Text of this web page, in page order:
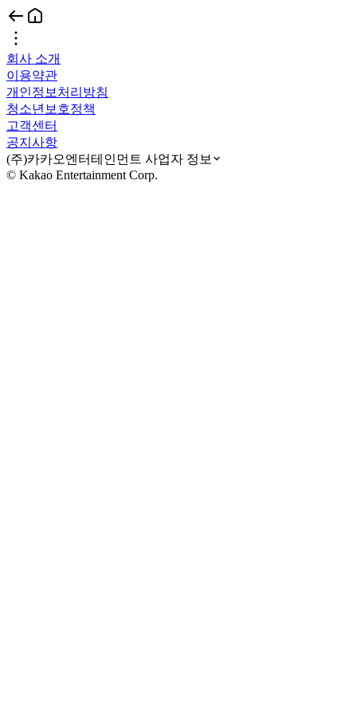
회사 소개
이용약관
개인정보처리방침
청소년보호정책
고객센터
공지사항
(주)카카오엔터테인먼트 사업자 정보
© Kakao Entertainment Corp.